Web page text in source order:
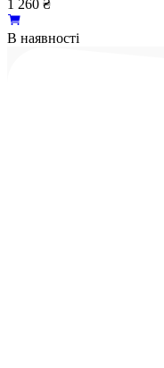
1 260 ₴
В наявності